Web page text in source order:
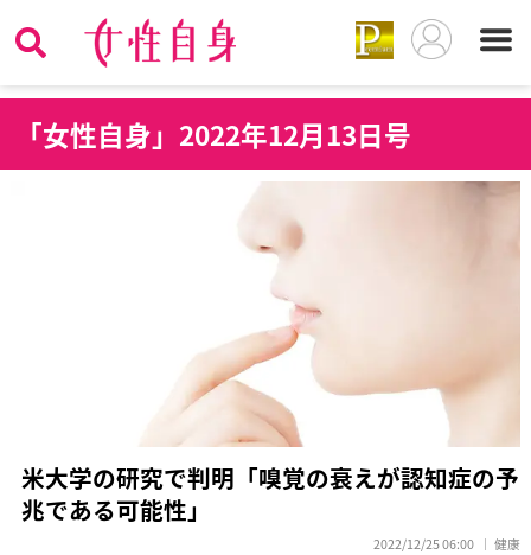
「女性自身」2022年12月13日号
米大学の研究で判明「嗅覚の衰えが認知症の予
兆である可能性」
2022/12/25 06:00 健康